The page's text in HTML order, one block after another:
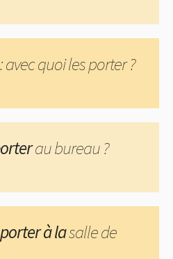
avec quoi les porter ?
au bureau ?
à lasalle de